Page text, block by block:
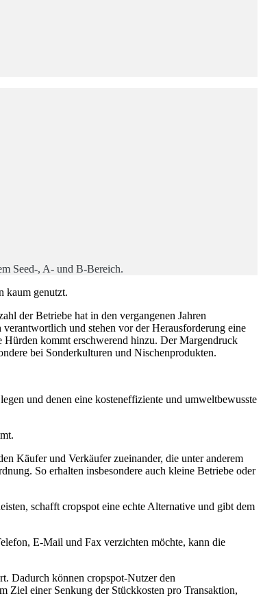
Seed-, A- und B-Bereich.
kaum genutzt.
der Betriebe hat in den vergangenen Jahren
und stehen vor der Herausforderung eine
Hürden kommt erschwerend hinzu. Der Margendruck
bei Sonderkulturen und Nischenprodukten.
und denen eine kosteneffiziente und umweltbewusste
Käufer und Verkäufer zueinander, die unter anderem
So erhalten insbesondere auch kleine Betriebe oder
schafft cropspot eine echte Alternative und gibt dem
E-Mail und Fax verzichten möchte, kann die
Dadurch können cropspot-Nutzer den
Ziel einer Senkung der Stückkosten pro Transaktion,